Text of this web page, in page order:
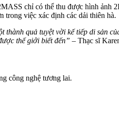
chỉ có thể thu được hình
trong việc xác định các dải thiên hà.
thành quả tuyệt vời kế tiếp di sản
thế giới biết đến” – Thạc sĩ
công nghệ tương lai.